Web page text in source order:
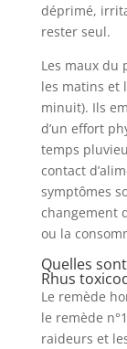
déprimé,
rester seul.
Les maux du
les matins et
minuit). Ils
d’un effort
temps
contact
symptômes
changement
ou la
Quelles
Rhus
Le remède
le remède
raideurs et